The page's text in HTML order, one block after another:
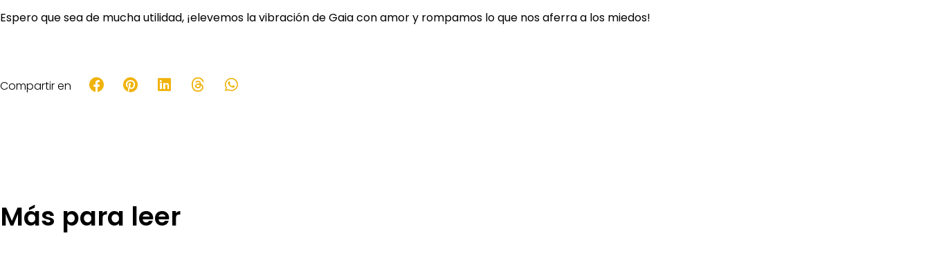
Espero que sea de mucha utilidad, ¡elevemos la vibración de Gaia con amor y rompamos lo que nos aferra a los miedos!
Compartir en
Más para leer